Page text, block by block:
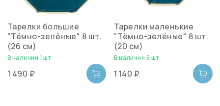
Тарелки большие
"Тёмно-зелёные" 8 шт.
(26 см)
В наличии 1 шт
1 490 ₽
Тарелки маленькие
"Тёмно-зелёные" 8 шт.
(20 см)
В наличии 5 шт
1 140 ₽